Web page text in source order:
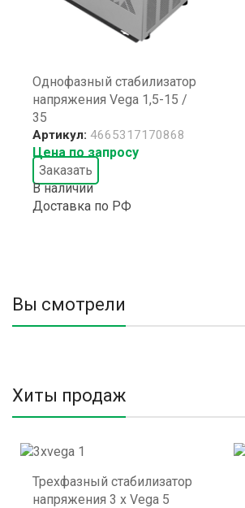
Однофазный стабилизатор
напряжения Vega 1,5-15 /
35
Артикул: 4665317170868
Цена по запросу
Заказать
В наличии
Доставка по РФ
Вы смотрели
Хиты продаж
Трехфазный стабилизатор
напряжения 3 x Vega 5